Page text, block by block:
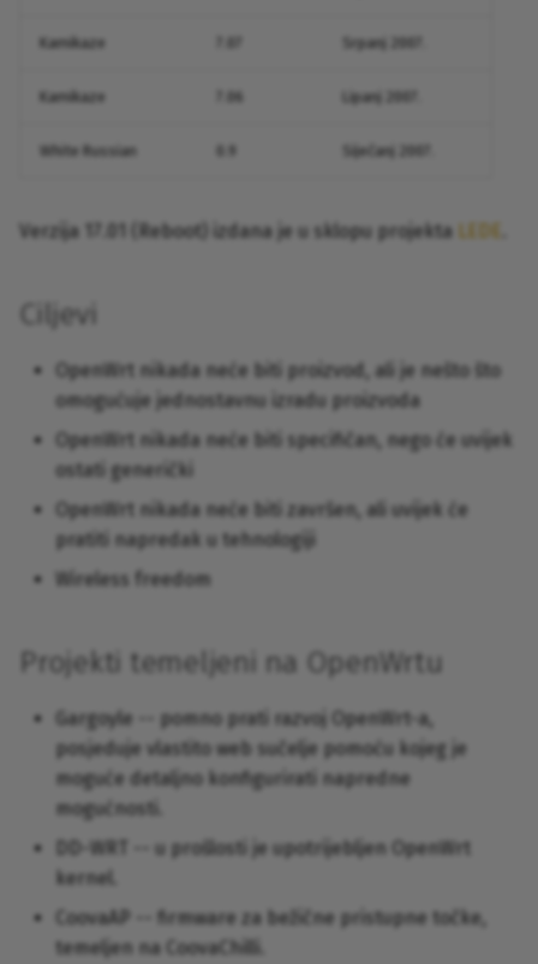
Kamikaze Srpanj 2007.
Kamikaze 7.06 Lipanj 2007.
White Russian Siječanj 2007.
Verzija 17.01 (Reboot) izdana je u sklopu projekta LEDE
Ciljevi
OpenWrt nikada neće biti proizvod, ali je nešto što
omogućuje jednostavnu izradu proizvoda
OpenWrt nikada neće biti specifičan, nego će uvijek
ostati generički
OpenWrt nikada neće biti završen, ali uvijek će
pratiti napredak u tehnologiji
Wireless freedom
Projekti temeljeni na OpenWrtu
Gargoyle -- pomno prati razvoj OpenWrt-a,
posjeduje vlastito web sučelje pomoću kojeg je
moguće detaljno konfigurirati napredne
mogućnosti.
DD-WRT -- u prošlosti je upotrijebljen OpenWrt
kernel.
CoovaAP -- firmware za bežične pristupne točke,
temeljen na CoovaChilli.